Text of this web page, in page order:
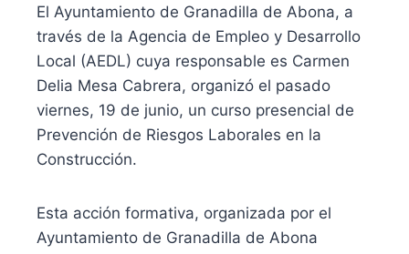
El Ayuntamiento de Granadilla de Abona, a
través de la Agencia de Empleo y Desarrollo
Local (AEDL) cuya responsable es Carmen
Delia Mesa Cabrera, organizó el pasado
viernes, 19 de junio, un curso presencial de
Prevención de Riesgos Laborales en la
Construcción.
Esta acción formativa, organizada por el
Ayuntamiento de Granadilla de Abona